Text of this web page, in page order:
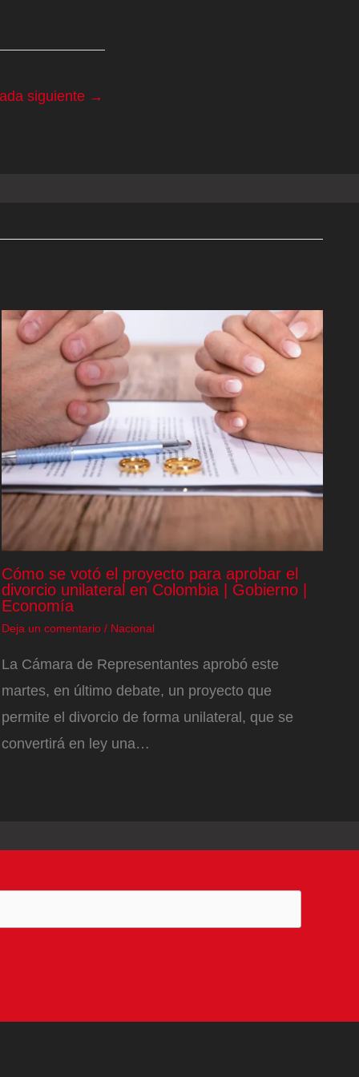
siguiente →
Cómo se votó el proyecto para aprobar el
divorcio unilateral en Colombia | Gobierno |
Economía
Deja un comentario / Nacional
La Cámara de Representantes aprobó este
martes, en último debate, un proyecto que
permite el divorcio de forma unilateral, que se
convertirá en ley una…